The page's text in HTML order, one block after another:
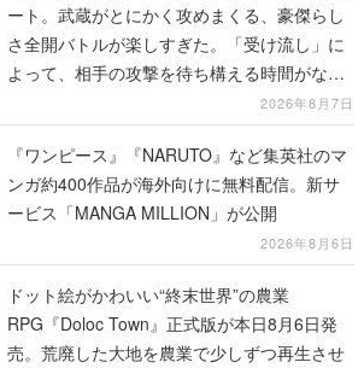
ート。武蔵がとにかく攻めまくる、豪傑らし
さ全開バトルが楽しすぎた。「受け流し」に
よって、相手の攻撃を待ち構える時間がなく
2026年8月7日
『ワンピース』『NARUTO』など集英社のマ
ンガ約400作品が海外向けに無料配信。新サ
ービス「MANGA MILLION」が公開
2026年8月6日
ドット絵がかわいい“終末世界”の農業
RPG『Doloc Town』正式版が本日8月6日発
売。荒廃した大地を農業で少しずつ再生させ